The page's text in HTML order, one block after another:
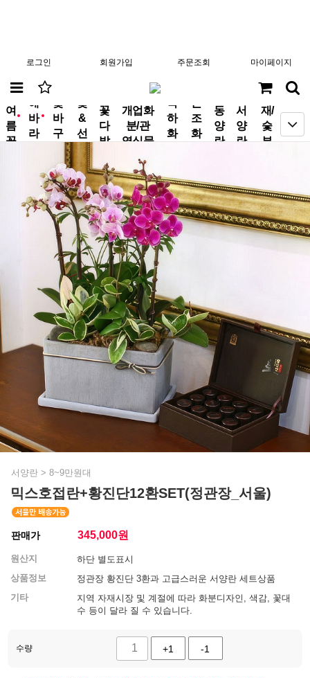
로그인 회원가입 주문조회 마이페이지
new
여
름
꽃
new
해
바
라
꽃
바
구
꽃
&
선
물
꽃
다
발
개업화
분/관
엽식물
축
하
화
근
조
화
동
양
란
서
양
란
분
재/
숯
부
서양란 > 8~9만원대
믹스호접란+황진단12환SET(정관장_서울)
판매가 345,000원
원산지
하단 별도표시
상품정보
정관장 황진단 3환과 고급스러운 서양란 세트상품
기타
지역 자재시장 및 계절에 따라 화분디자인, 색감, 꽃대
수 등이 달라 질 수 있습니다.
수량 +1 -1